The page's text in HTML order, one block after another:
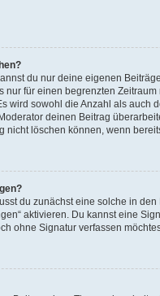
du nur deine eigenen
für einen begrenzten
wird sowohl die Anzahl als
deinen Beitrag
nicht löschen können, wenn
du zunächst eine solche in
aktivieren. Du kannst eine
ohne Signatur verfassen